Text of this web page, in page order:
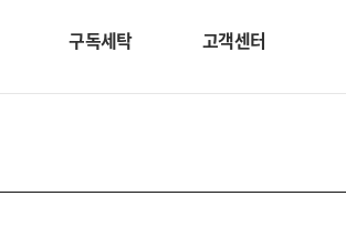
구독세탁 고객센터